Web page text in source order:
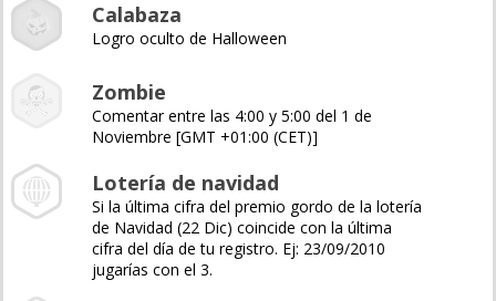
Calabaza
Logro oculto de Halloween
Zombie
Comentar entre las 4:00 y 5:00 del 1 de
Noviembre [GMT +01:00 (CET)]
Lotería de navidad
Si la última cifra del premio gordo de la lotería
de Navidad (22 Dic) coincide con la última
cifra del día de tu registro. Ej: 23/09/2010
jugarías con el 3.